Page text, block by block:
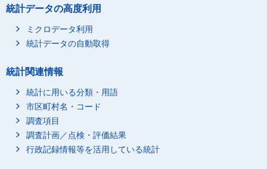
統計データの高度利用
ミクロデータ利用
統計データの自動取得
統計関連情報
統計に用いる分類・用語
市区町村名・コード
調査項目
調査計画／点検・評価結果
行政記録情報等を活用している統計